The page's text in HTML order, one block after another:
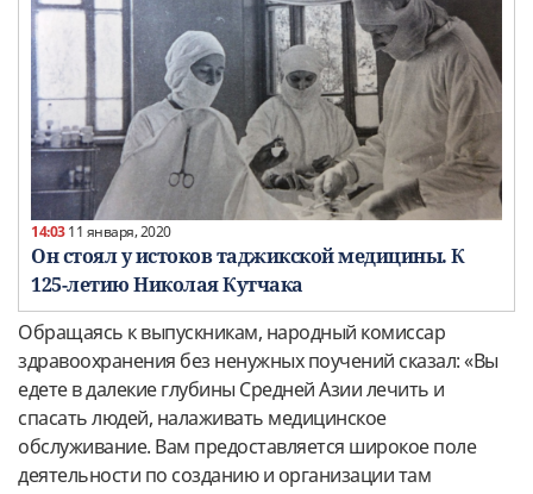
14:0311 января, 2020
Он стоял у истоков таджикской медицины. К
125-летию Николая Кутчака
Обращаясь к выпускникам, народный комиссар
здравоохранения без ненужных поучений сказал: «Вы
едете в далекие глубины Средней Азии лечить и
спасать людей, налаживать медицинское
обслуживание. Вам предоставляется широкое поле
деятельности по созданию и организации там